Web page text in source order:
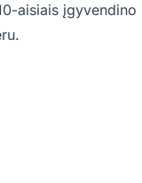
aisiais įgyvendino